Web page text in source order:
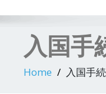
入国手
Home 入国手